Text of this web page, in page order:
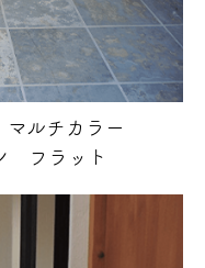
ルチカラー
フラット